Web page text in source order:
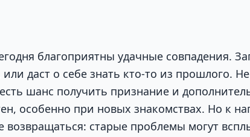
благоприятны удачные совпадения.
даст о себе знать кто-то из прошлого.
шанс получить признание и
особенно при новых знакомствах. Но к
старые проблемы могут